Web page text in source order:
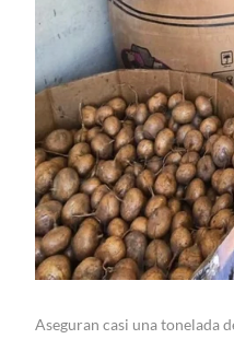
Aseguran casi una tonelada